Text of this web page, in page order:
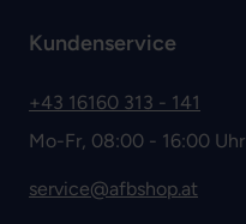
Kundenservice
+43 16160 313 - 141
Mo-Fr, 08:00 - 16:00 Uhr
service@afbshop.at